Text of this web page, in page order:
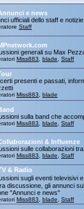
e news
ufficiali dello staff e
Staff
generali su Max
Miss883 blade Staff
presenti e passati,
Miss883 blade
sulla band che
Miss883 blade Staff
& Influenze
sulle collaborazioni
Miss883 blade Staff
& Radio
sugli eventi televisivi
discussione, gli annunci
"Annunci e news"
Miss883 blade Staff